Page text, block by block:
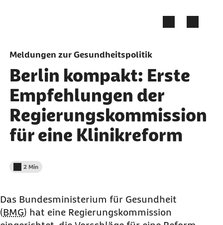
Meldungen zur Gesundheitspolitik
Berlin kompakt: Erste
Empfehlungen der
Regierungskommission
für eine Klinikreform
Lesedauer weniger als
2 Min
Das Bundesministerium für Gesundheit
(BMG) hat eine Regierungskommission